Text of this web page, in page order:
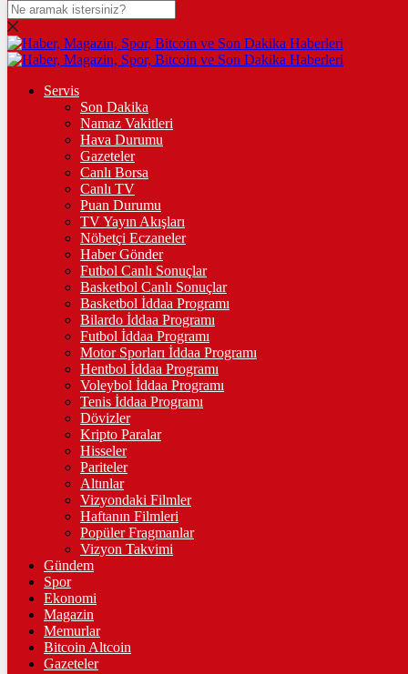
DOLAR
47,7197$% 0.01
% 0.02
STERLİN
% 0.1
GRAM ALTIN
%0,11
ÇEYREK ALTIN
10.901,00%2,52
TAM ALTIN
43.419,00%2,52
%0,10
%0,90
฿%0.5
LİTECOİN
2167.13Ł%-1.1
ETHEREUM
91804 Ξ%0.3
Servis
Son Dakika
Namaz Vakitleri
Hava Durumu
Gazeteler
Canlı Borsa
Canlı TV
Puan Durumu
TV Yayın Akışları
Nöbetçi Eczaneler
Haber Gönder
Futbol Canlı Sonuçlar
Basketbol Canlı Sonuçlar
Basketbol İddaa Programı
Bilardo İddaa Programı
Futbol İddaa Programı
Motor Sporları İddaa Programı
Hentbol İddaa Programı
Voleybol İddaa Programı
Tenis İddaa Programı
Dövizler
Kripto Paralar
Hisseler
Pariteler
Altınlar
Vizyondaki Filmler
Haftanın Filmleri
Popüler Fragmanlar
Vizyon Takvimi
Gündem
Spor
Ekonomi
Magazin
Memurlar
Bitcoin Altcoin
Gazeteler